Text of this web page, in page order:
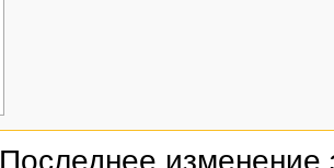
Последнее